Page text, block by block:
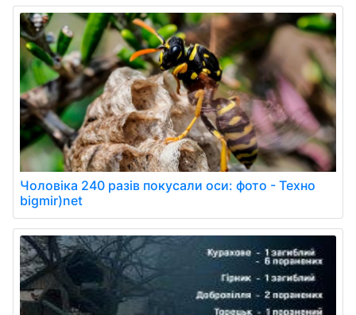
Чоловіка 240 разів покусали оси: фото - Техно
bigmir)net